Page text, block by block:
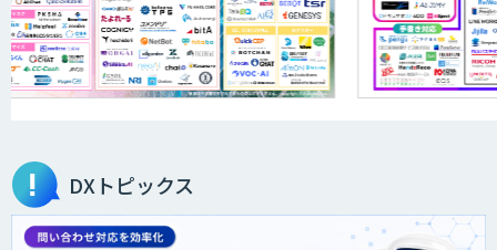
アポメイト
IBT BizTAPAI
DXトピックス